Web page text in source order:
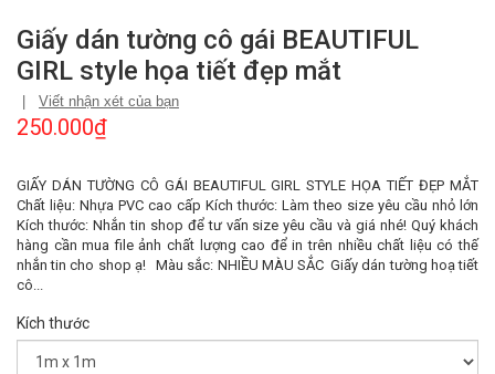
Giấy dán tường cô gái BEAUTIFUL
GIRL style họa tiết đẹp mắt
Viết nhận xét của bạn
250.000₫
GIẤY DÁN TƯỜNG CÔ GÁI BEAUTIFUL GIRL STYLE HỌA TIẾT ĐẸP MẮT
Chất liệu: Nhựa PVC cao cấp Kích thước: Làm theo size yêu cầu nhỏ lớn
Kích thước: Nhắn tin shop để tư vấn size yêu cầu và giá nhé! Quý khách
hàng cần mua file ảnh chất lượng cao để in trên nhiều chất liệu có thế
nhắn tin cho shop ạ! Màu sắc: NHIỀU MÀU SẮC Giấy dán tường hoạ tiết
cô...
Kích thước